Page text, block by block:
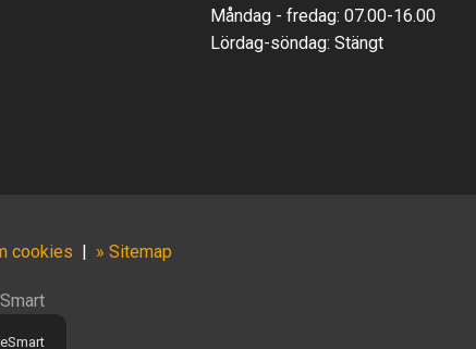
Måndag - fredag: 07.00-16.00
Lördag-söndag: Stängt
cookies | » Sitemap